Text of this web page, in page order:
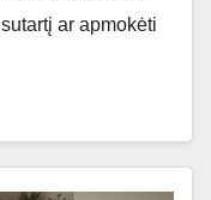
ar apmokėti